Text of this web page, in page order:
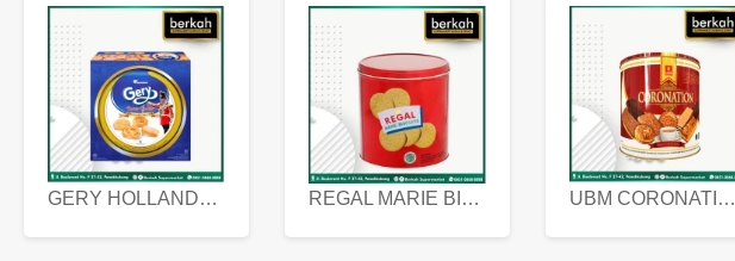
GERY HOLLANDA BUTTER COOKIES 450 GRAM REGAL MARIE BISCUIT KALENG 550 GRAM UBM CORONATION ASSORTED BISKUIT KALENG 450 GRAM